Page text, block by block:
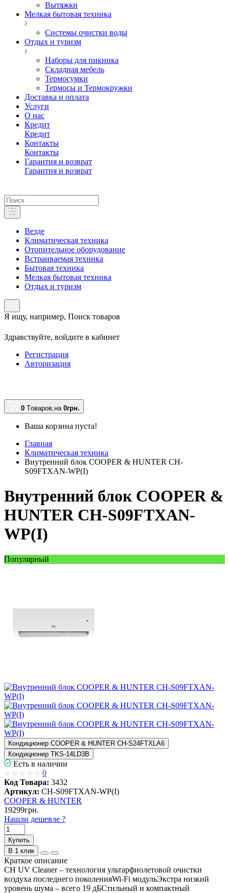
Вытяжки
Мелкая бытовая техника
Системы очистки воды
Отдых и туризм
Наборы для пикника
Складная мебель
Термосумки
Термосы и Термокружки
Доставка и оплата
Услуги
О нас
Кредит
Кредит
Контакты
Контакты
Гарантия и возврат
Гарантия и возврат
Везде
Климатическая техника
Отопительное оборудование
Встраиваемая техника
Бытовая техника
Мелкая бытовая техника
Отдых и туризм
Я ищу, например, Поиск товаров
Здравствуйте, войдите в кабинет
Регистрация
Авторизация
0 Tоваров,на 0грн.
Ваша корзина пуста!
Главная
Климатическая техника
Внутренний блок COOPER & HUNTER CH-
S09FTXAN-WP(I)
Внутренний блок COOPER &
HUNTER CH-S09FTXAN-
WP(I)
Популярный
Кондиционер COOPER & HUNTER CH-S24FTXLA6
Кондиционер TKS-14LD3B
Есть в наличии
0
Код Товара: 3432
Артикул: CH-S09FTXAN-WP(I)
COOPER & HUNTER
19299грн.
Нашли дешевле ?
Купить
В 1 клик
Краткое описание
CH UV Cleaner – технология ультарфиолетовой очистки
воздуха последнего поколенияWi-Fi модульЭкстра низкий
уровень шума – всего 19 дБСтильный и компактный